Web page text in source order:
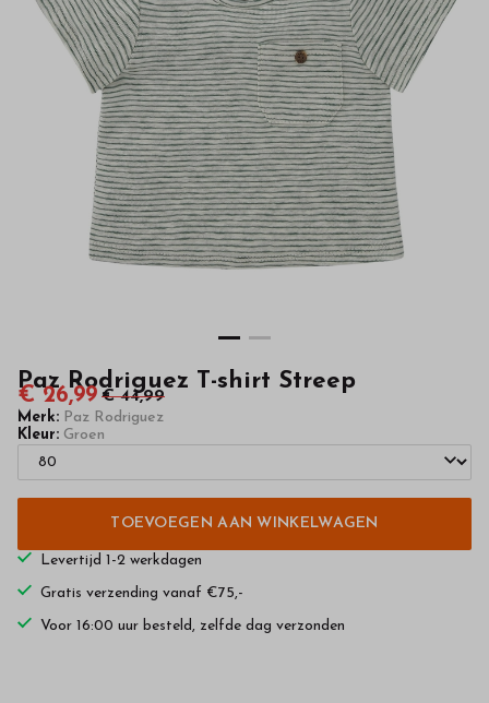
kinderkleding
van
hoge
kwaliteit
onze
Paz Rodriguez T-shirt Streep
€ 26,99 € 44,99
Merk: Paz Rodriguez
Kleur: Groen
TOEVOEGEN AAN WINKELWAGEN
Levertijd 1-2 werkdagen
Gratis verzending vanaf €75,-
Voor 16:00 uur besteld, zelfde dag verzonden